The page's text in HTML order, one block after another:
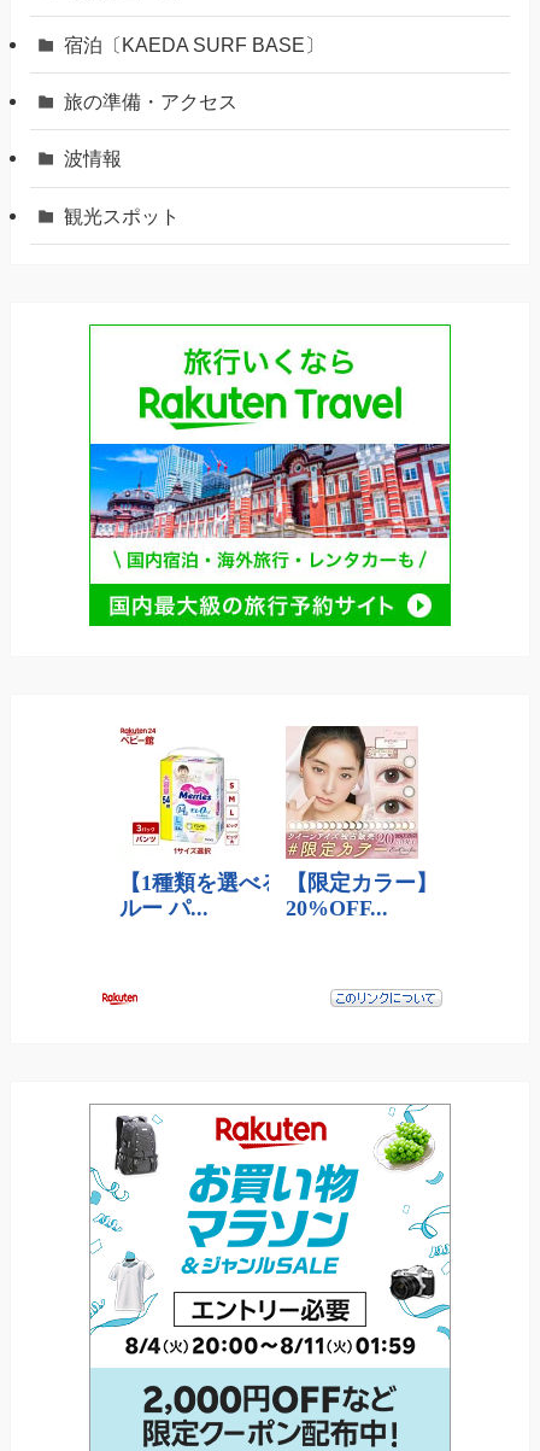
宿泊〔KAEDA SURF BASE〕
旅の準備・アクセス
波情報
観光スポット